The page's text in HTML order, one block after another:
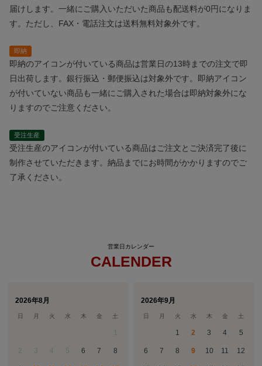
届けします。一緒にご購入いただいた商品も配送料が0円になりま
す。ただし、FAX・電話注文は送料無料対象外です。
即納
即納のアイコンが付いている商品は営業日の13時までの注文で即
日出荷します。銀行振込・郵便振込は対象外です。即納アイコン
が付いていない商品も一緒にご購入された場合は即納対象外にな
りますのでご注意ください。
受注生産
受注生産のアイコンが付いている商品はご注文とご決済完了後に
制作させていただきます。納品までにお時間がかかりますのでご
了承ください。
CALENDER
2026年8月
日 月 火 水 木 金 土
6 7 8
2026年9月
日 月 火 水 木 金 土
1 2 3 4 5
6 7 8 9 10 11 12